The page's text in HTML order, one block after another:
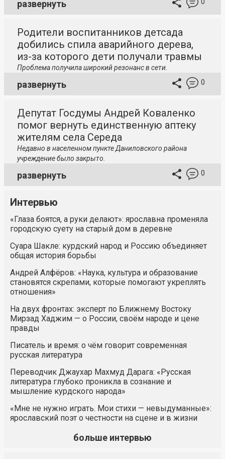
развернуть
Родители воспитанников детсада
добились спила аварийного дерева,
из-за которого дети получали травмы
Проблема получила широкий резонанс в сети.
развернуть 0
Депутат Госдумы Андрей Коваленко
помог вернуть единственную аптеку
жителям села Середа
Недавно в населенном пункте Даниловского района
учреждение было закрыто.
развернуть 0
Интервью
«Глаза боятся, а руки делают»: ярославна променяла
городскую суету на старый дом в деревне
Суара Шакле: курдский народ и Россию объединяет
общая история борьбы
Андрей Алфёров: «Наука, культура и образование
становятся скрепами, которые помогают укреплять
отношения»
На двух фронтах: эксперт по Ближнему Востоку
Мирзад Хаджим — о России, своём народе и цене
правды
Писатель и время: о чём говорит современная
русская литература
Переводчик Джаухар Махмуд Дарага: «Русская
литература глубоко проникла в сознание и
мышление курдского народа»
«Мне не нужно играть. Мои стихи — невыдуманные»:
ярославский поэт о честности на сцене и в жизни
больше интервью